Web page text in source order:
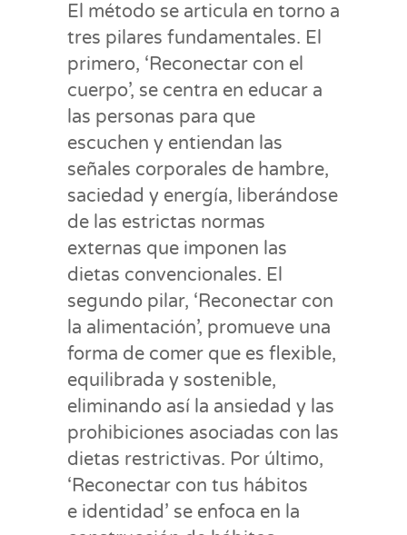
El método se articula en torno a
tres pilares fundamentales. El
primero, ‘Reconectar con el
cuerpo’, se centra en educar a
las personas para que
escuchen y entiendan las
señales corporales de hambre,
saciedad y energía, liberándose
de las estrictas normas
externas que imponen las
dietas convencionales. El
segundo pilar, ‘Reconectar con
la alimentación’, promueve una
forma de comer que es flexible,
equilibrada y sostenible,
eliminando así la ansiedad y las
prohibiciones asociadas con las
dietas restrictivas. Por último,
‘Reconectar con tus hábitos
e identidad’ se enfoca en la